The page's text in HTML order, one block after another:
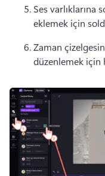
Ses varlıklarına
eklemek için
Zaman
düzenlemek için